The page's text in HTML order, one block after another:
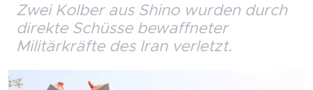
Zwei Kolber aus Shino wurden durch
direkte Schüsse bewaffneter
Militärkräfte des Iran verletzt.